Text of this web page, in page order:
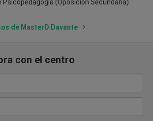
Psicopedagogía (Oposición Secundaria)
de MasterD Davante
con el centro